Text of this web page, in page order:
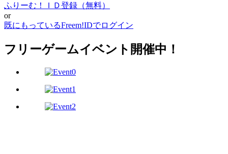
ふりーむ！ＩＤ登録（無料）
or
既にもっているFreem!IDでログイン
フリーゲームイベント開催中！